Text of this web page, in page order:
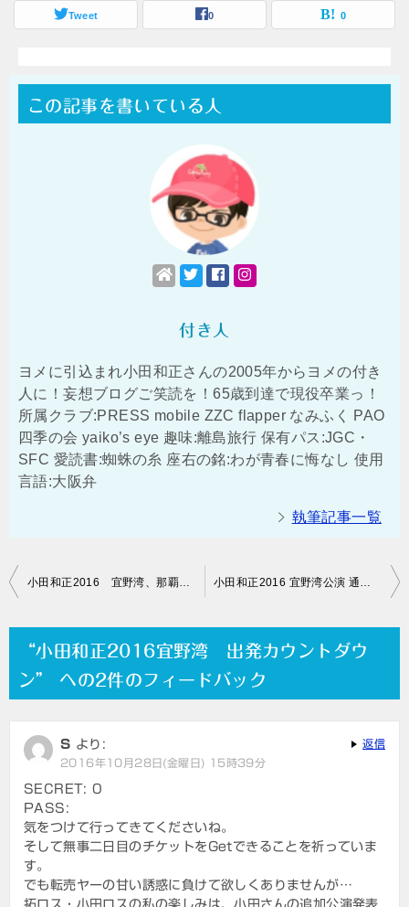
Tweet 0 0
この記事を書いている人
付き人
ヨメに引込まれ小田和正さんの2005年からヨメの付き
人に！妄想ブログご笑読を！65歳到達で現役卒業っ！
所属クラブ:PRESS mobile ZZC flapper なみふく PAO
四季の会 yaiko’s eye 趣味:離島旅行 保有パス:JGC・
SFC 愛読書:蜘蛛の糸 座右の銘:わが青春に悔なし 使用
言語:大阪弁
執筆記事一覧
投
ゲ
シ
ョ
ン
小田和正2016 宜野湾、那覇のイベントについて 小田和正2016 宜野湾公演 通勤電車に揺られ…
“小田和正2016宜野湾 出発カウントダウ
ン” への2件のフィードバック
S より:
2016年10月28日(金曜日) 15時39分
SECRET: 0
PASS:
気をつけて行ってきてくださいね。
そして無事二日目のチケットをGetできることを祈っていま
す。
でも転売ヤーの甘い誘惑に負けて欲しくありませんが…
拓ロス・小田ロスの私の楽しみは、小田さんの追加公演発表
返信